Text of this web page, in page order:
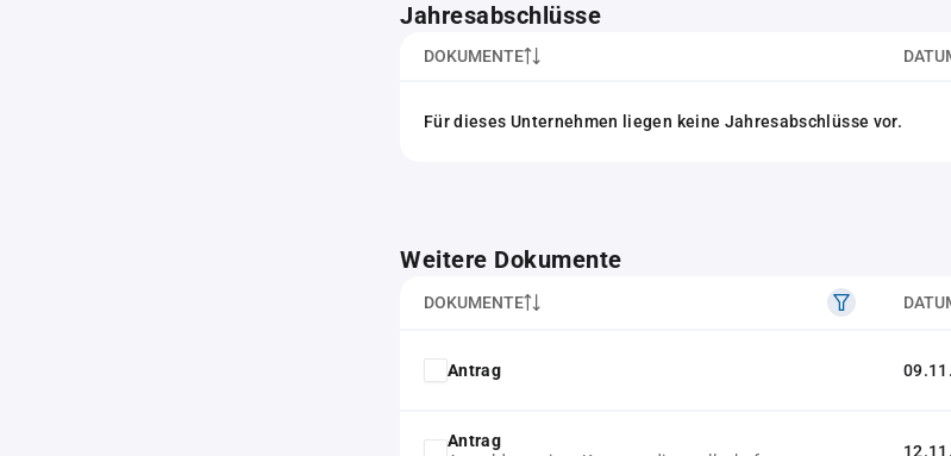
Jahresabschlüsse
DOKUMENTE
Für dieses Unternehmen liegen keine Jahresabschlüsse vor.
Weitere Dokumente
DOKUMENTE
Antrag
Antrag